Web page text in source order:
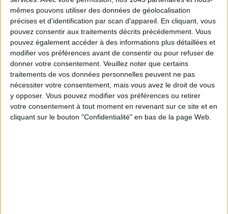
mêmes pouvons utiliser des données de géolocalisation
précises et d’identification par scan d'appareil. En cliquant, vous
pouvez consentir aux traitements décrits précédemment. Vous
pouvez également accéder à des informations plus détaillées et
modifier vos préférences avant de consentir ou pour refuser de
donner votre consentement. Veuillez noter que certains
traitements de vos données personnelles peuvent ne pas
nécessiter votre consentement, mais vous avez le droit de vous
y opposer. Vous pouvez modifier vos préférences ou retirer
votre consentement à tout moment en revenant sur ce site et en
cliquant sur le bouton "Confidentialité" en bas de la page Web.
LES SPF 50 QUI DONNENT ENVIE DE SE TARTINER